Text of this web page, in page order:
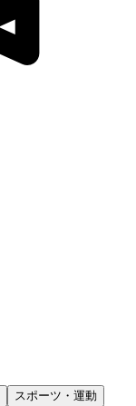
スポーツ・運動